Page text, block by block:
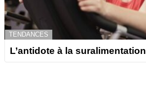
TENDANCES
L’antidote à la suralimentation